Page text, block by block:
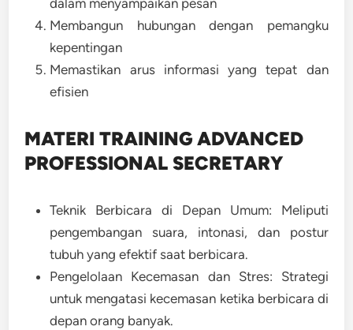
dalam menyampaikan pesan
Membangun hubungan dengan pemangku
kepentingan
Memastikan arus informasi yang tepat dan
efisien
MATERI TRAINING ADVANCED
PROFESSIONAL SECRETARY
Teknik Berbicara di Depan Umum: Meliputi
pengembangan suara, intonasi, dan postur
tubuh yang efektif saat berbicara.
Pengelolaan Kecemasan dan Stres: Strategi
untuk mengatasi kecemasan ketika berbicara di
depan orang banyak.